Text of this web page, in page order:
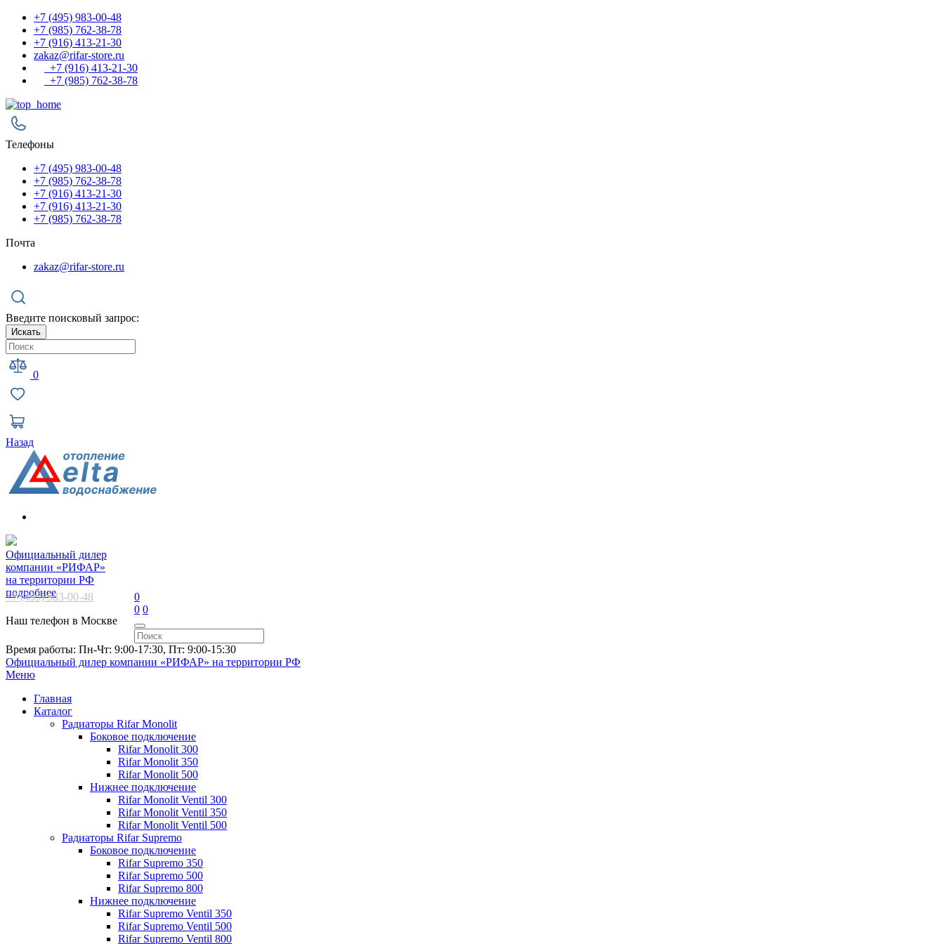
+7 (495) 983-00-48
+7 (985) 762-38-78
+7 (916) 413-21-30
zakaz@rifar-store.ru
+7 (916) 413-21-30
+7 (985) 762-38-78
Телефоны
+7 (495) 983-00-48
+7 (985) 762-38-78
+7 (916) 413-21-30
+7 (916) 413-21-30
+7 (985) 762-38-78
Почта
zakaz@rifar-store.ru
Введите поисковый запрос:
Искать
0
Назад
Официальный дилер
компании «РИФАР»
на территории РФ
подробнее
+7 (495) 983-00-48
Наш телефон в Москве
0
0 0
Время работы: Пн-Чт: 9:00-17:30, Пт: 9:00-15:30
Официальный дилер компании «РИФАР» на территории РФ
Меню
Главная
Каталог
Радиаторы Rifar Monolit
Боковое подключение
Rifar Monolit 300
Rifar Monolit 350
Rifar Monolit 500
Нижнее подключение
Rifar Monolit Ventil 300
Rifar Monolit Ventil 350
Rifar Monolit Ventil 500
Радиаторы Rifar Supremo
Боковое подключение
Rifar Supremo 350
Rifar Supremo 500
Rifar Supremo 800
Нижнее подключение
Rifar Supremo Ventil 350
Rifar Supremo Ventil 500
Rifar Supremo Ventil 800